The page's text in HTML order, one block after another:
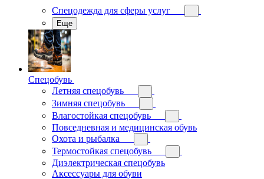
Спецодежда для сферы услуг
Еще
Спецобувь
Летняя спецобувь
Зимняя спецобувь
Влагостойкая спецобувь
Повседневная и медицинская обувь
Охота и рыбалка
Термостойкая спецобувь
Диэлектрическая спецобувь
Аксессуары для обуви